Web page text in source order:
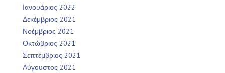
Ιανουάριος 2022
Δεκέμβριος 2021
Νοέμβριος 2021
Οκτώβριος 2021
Σεπτέμβριος 2021
Αύγουστος 2021